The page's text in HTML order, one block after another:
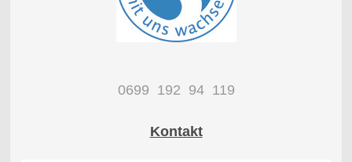
0699 192 94 119
Kontakt